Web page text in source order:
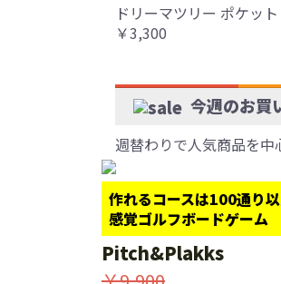
ドリーマツリー ポケット
￥3,300
今週のお買
週替わりで人気商品を
作れるコースは100通り
感覚ゴルフボードゲーム
Pitch&Plakks